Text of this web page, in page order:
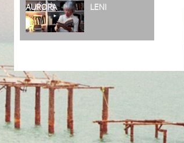
AURORA LENI